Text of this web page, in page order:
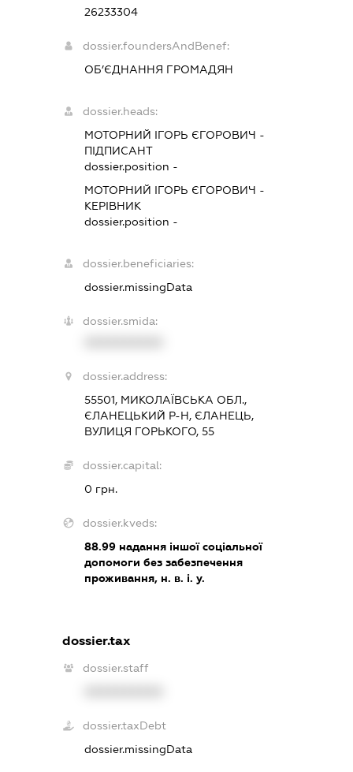
26233304
dossier.foundersAndBenef:
ОБ’ЄДНАННЯ ГРОМАДЯН
dossier.heads:
МОТОРНИЙ ІГОРЬ ЄГОРОВИЧ -
ПІДПИСАНТ
dossier.position -
МОТОРНИЙ ІГОРЬ ЄГОРОВИЧ -
КЕРІВНИК
dossier.position -
dossier.beneficiaries:
dossier.missingData
dossier.smida:
dossier.address:
55501, МИКОЛАЇВСЬКА ОБЛ.,
ЄЛАНЕЦЬКИЙ Р-Н, ЄЛАНЕЦЬ,
ВУЛИЦЯ ГОРЬКОГО, 55
dossier.capital:
0 грн.
dossier.kveds:
88.99надання іншої соціальної
допомоги без забезпечення
проживання, н. в. і. у.
dossier.tax
dossier.staff
dossier.taxDebt
dossier.missingData